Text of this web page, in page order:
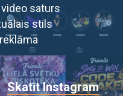
saturs
stils
Skatīt Instagram